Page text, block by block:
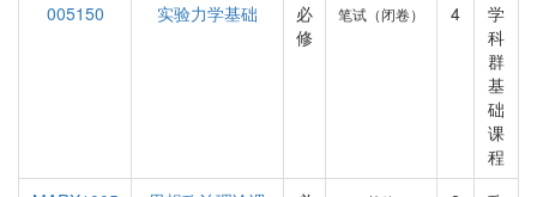
005150
实验力学基础
必
修
笔试（闭卷） 4
学
科
群
基
础
课
程